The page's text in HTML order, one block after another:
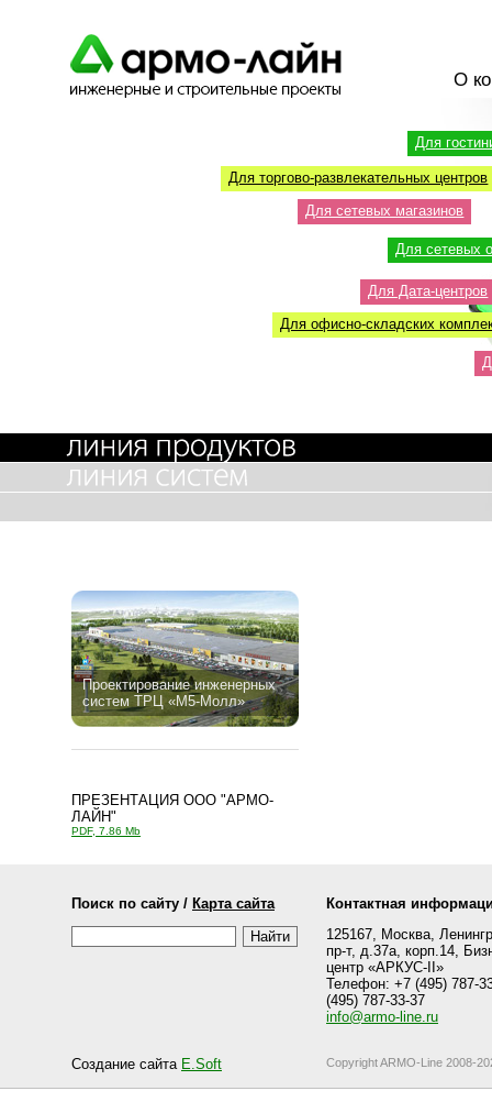
О
Для сетевых
Для торгово-развлекательных центров
Для сетевых магазинов
Для офисно-складских
Для Дата-центров
Для
Проектирование инженерных
систем ТРЦ «М5-Молл»
ПРЕЗЕНТАЦИЯ ООО "АРМО-
ЛАЙН"
PDF, 7.86 Mb
Поиск по сайту / Карта сайта
Контактная
125167, Москва,
пр-т, д.37а, корп.14,
центр «АРКУС-II»
Телефон: +7 (495) 787-
(495) 787-33-37
info@armo-line.ru
Создание сайта E.Soft Copyright ARMO-Line 2008-